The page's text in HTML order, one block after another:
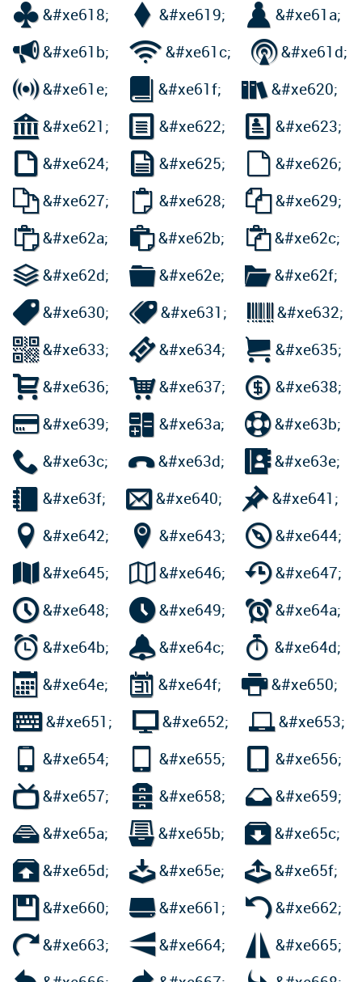
&#xe618;  &#xe619;  &#xe61a;
&#xe61b; &#xe61c; &#xe61d;
&#xe61e;  &#xe61f; &#xe620;
&#xe621;  &#xe622;  &#xe623;
 &#xe624;  &#xe625;  &#xe626;
&#xe627;  &#xe628; &#xe629;
&#xe62a; &#xe62b; &#xe62c;
&#xe62d; &#xe62e; &#xe62f;
&#xe630; &#xe631; &#xe632;
&#xe633; &#xe634;  &#xe635;
&#xe636; &#xe637;  &#xe638;
&#xe639;  &#xe63a; &#xe63b;
 &#xe63c; &#xe63d; &#xe63e;
 &#xe63f; &#xe640; &#xe641;
 &#xe642;  &#xe643; &#xe644;
 &#xe645;  &#xe646; &#xe647;
&#xe648; &#xe649; &#xe64a;
 &#xe64b; &#xe64c;  &#xe64d;
 &#xe64e;  &#xe64f; &#xe650;
&#xe651;  &#xe652; &#xe653;
 &#xe654;  &#xe655;  &#xe656;
&#xe657;  &#xe658; &#xe659;
&#xe65a; &#xe65b; &#xe65c;
&#xe65d; &#xe65e; &#xe65f;
 &#xe660; &#xe661; &#xe662;
&#xe663; &#xe664;  &#xe665;